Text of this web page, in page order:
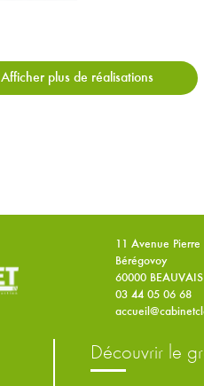
Afficher plus de réalisations
11 Avenue Pierre
Bérégovoy
60000 BEAUVAIS
03 44 05 06 68
découvrir le